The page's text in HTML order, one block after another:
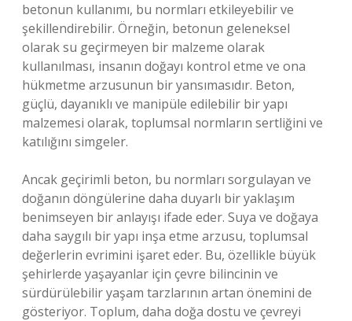
betonun kullanımı, bu normları etkileyebilir ve
şekillendirebilir. Örneğin, betonun geleneksel
olarak su geçirmeyen bir malzeme olarak
kullanılması, insanın doğayı kontrol etme ve ona
hükmetme arzusunun bir yansımasıdır. Beton,
güçlü, dayanıklı ve manipüle edilebilir bir yapı
malzemesi olarak, toplumsal normların sertliğini ve
katılığını simgeler.
Ancak geçirimli beton, bu normları sorgulayan ve
doğanın döngülerine daha duyarlı bir yaklaşım
benimseyen bir anlayışı ifade eder. Suya ve doğaya
daha saygılı bir yapı inşa etme arzusu, toplumsal
değerlerin evrimini işaret eder. Bu, özellikle büyük
şehirlerde yaşayanlar için çevre bilincinin ve
sürdürülebilir yaşam tarzlarının artan önemini de
gösteriyor. Toplum, daha doğa dostu ve çevreyi